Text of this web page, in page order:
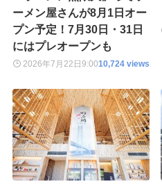
ーメン屋さんが8月1日オー
プン予定！7月30日・31日
にはプレオープンも
2026年7月22日9:0010,724 views